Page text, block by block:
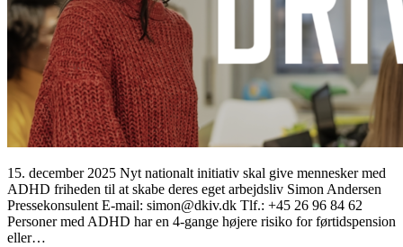
15. december 2025 Nyt nationalt initiativ skal give mennesker med
ADHD friheden til at skabe deres eget arbejdsliv Simon Andersen
Pressekonsulent E-mail: simon@dkiv.dk Tlf.: +45 26 96 84 62
Personer med ADHD har en 4-gange højere risiko for førtidspension
eller…